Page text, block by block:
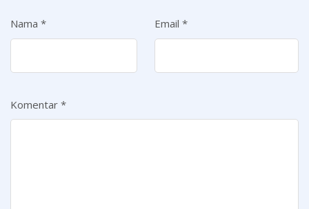
Nama * Email *
Komentar *